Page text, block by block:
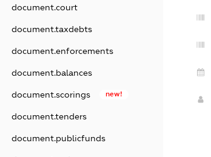
document.court
document.taxdebts
document.enforcements
document.balances
document.scorings new!
document.tenders
document.publicfunds